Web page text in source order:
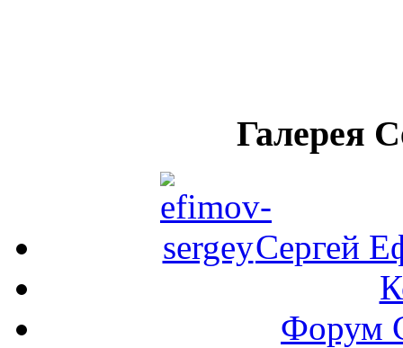
Галерея
Сергей
Форум